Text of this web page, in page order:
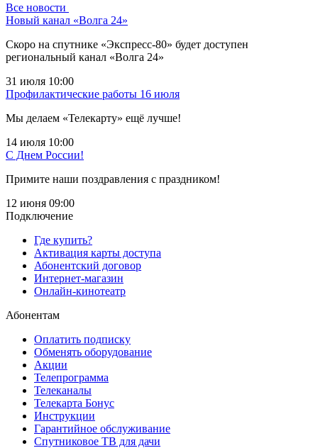
Все новости
Новый канал «Волга 24»
Скоро на спутнике «Экспресс-80» будет доступен
региональный канал «Волга 24»
31 июля 10:00
Профилактические работы 16 июля
Мы делаем «Телекарту» ещё лучше!
14 июля 10:00
С Днем России!
Примите наши поздравления с праздником!
12 июня 09:00
Подключение
Где купить?
Активация карты доступа
Абонентский договор
Интернет-магазин
Онлайн-кинотеатр
Абонентам
Оплатить подписку
Обменять оборудование
Акции
Телепрограмма
Телеканалы
Телекарта Бонус
Инструкции
Гарантийное обслуживание
Спутниковое ТВ для дачи